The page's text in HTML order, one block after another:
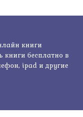
книги
книги бесплатно в
ipad и другие